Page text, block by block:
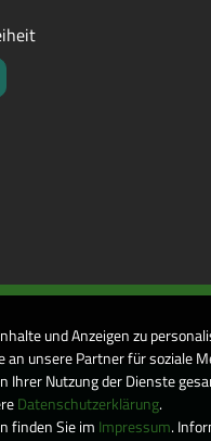
und Anzeigen zu
an unsere Partner für soziale
Ihrer Nutzung der Dienste
Datenschutzerklärung.
finden Sie im Impressum.